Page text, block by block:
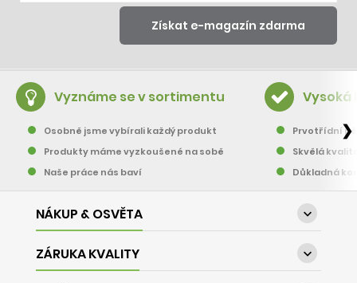
Vyznáme se v sortimentu
Osobně jsme vybírali každý produkt
Produkty máme vyzkoušené na sobě
Naše práce nás baví
Vysoká
Prvotřídní
Skvělá
Důkladná
❯
NÁKUP & OSVĚTA 
ZÁRUKA KVALITY 